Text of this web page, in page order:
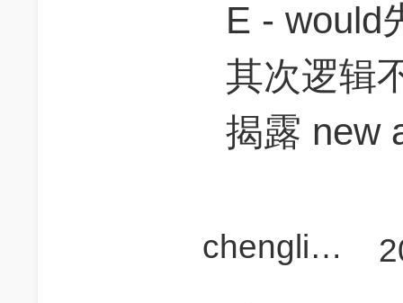
E - would
其次逻辑
揭露 new
chengliu31